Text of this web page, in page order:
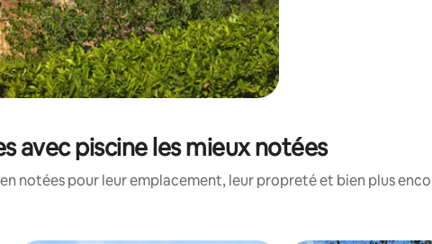
avec piscine les mieux notées
notées pour leur emplacement, leur propreté et bien plus